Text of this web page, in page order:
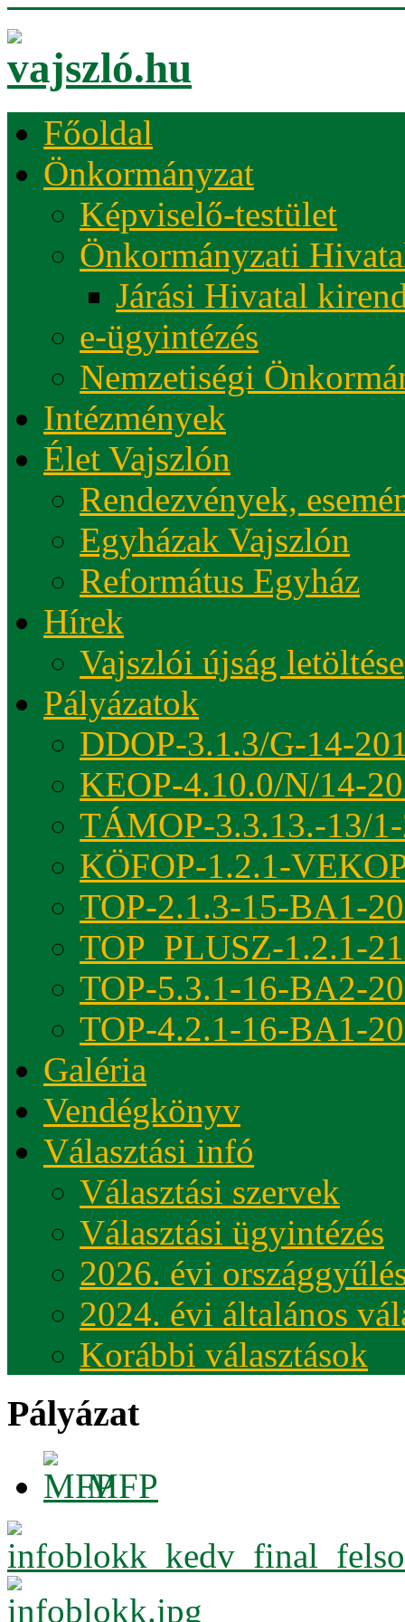
Főoldal
Önkormányzat
Képviselő-testület
Önkormányzati
Járási Hivatal
e-ügyintézés
Nemzetiségi
Intézmények
Élet Vajszlón
Rendezvények,
Egyházak Vajszlón
Református Egyház
Hírek
Vajszlói újság letöltése
Pályázatok
DDOP-3.1.3/G-14-
KEOP-4.10.0/N/14-
TÁMOP-3.3.13.-13/
KÖFOP-1.2.1-
TOP-2.1.3-15-BA1-
TOP_PLUSZ-1.2.1-
TOP-5.3.1-16-BA2-
TOP-4.2.1-16-BA1-
Galéria
Vendégkönyv
Választási infó
Választási szervek
Választási ügyintézés
2026. évi
2024. évi általános
Korábbi választások
Pályázat
MFP